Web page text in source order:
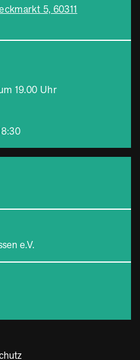
5, 60311
19.00 Uhr
e.V.